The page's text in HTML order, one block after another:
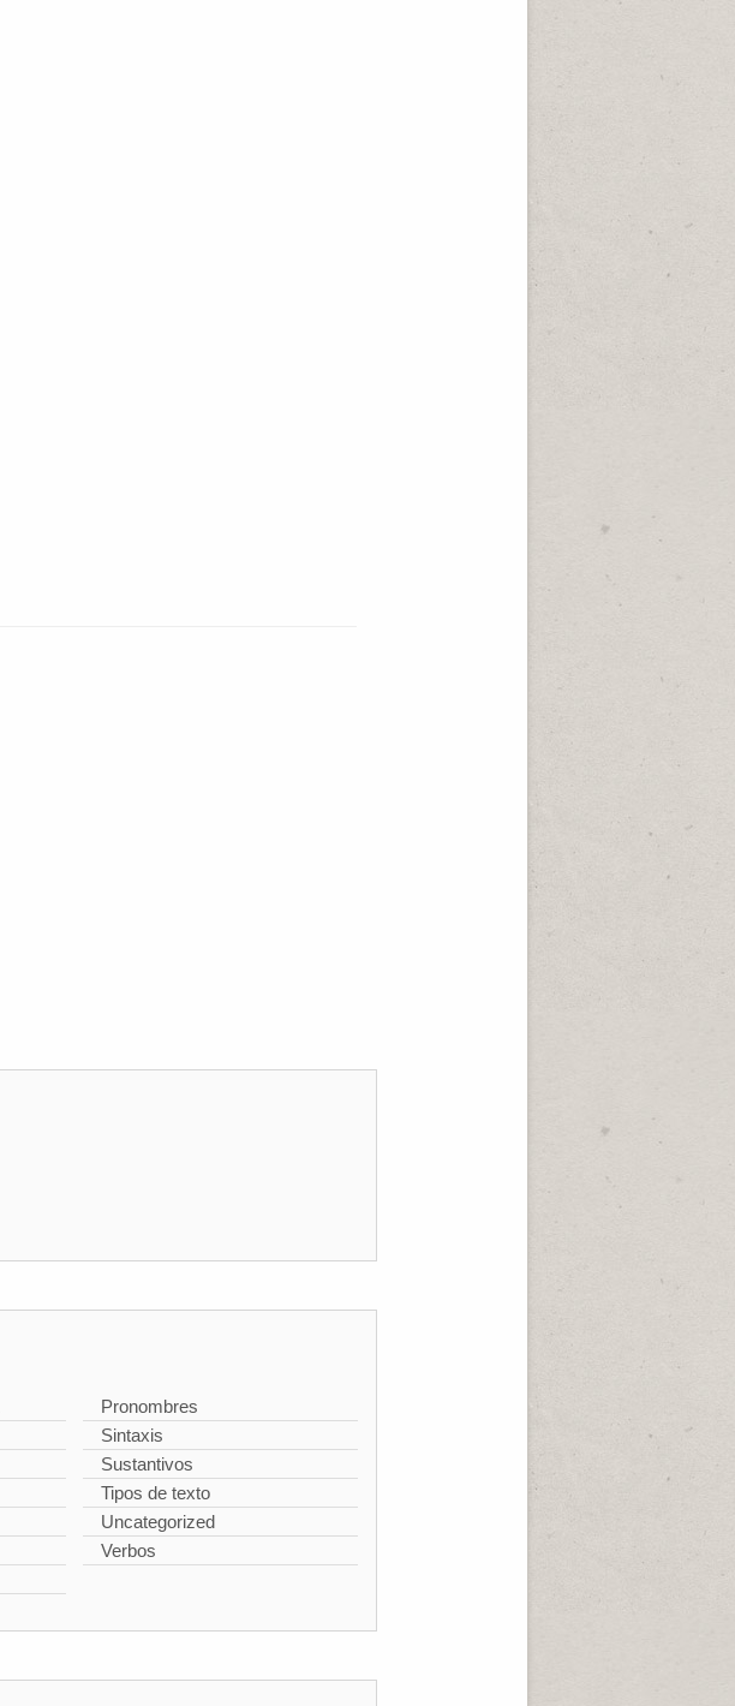
Pronombres
Sintaxis
Sustantivos
Tipos de texto
Uncategorized
Verbos